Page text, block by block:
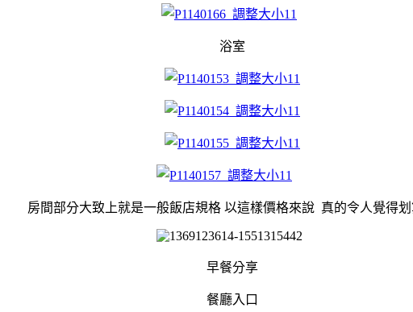
浴室
房間部分大致上就是一般飯店規格 以這樣價格來說 真的令人覺得
早餐分享
餐廳入口